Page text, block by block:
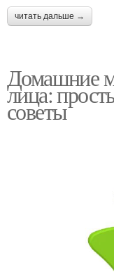
читать дальше →
Домашние
лица:
советы